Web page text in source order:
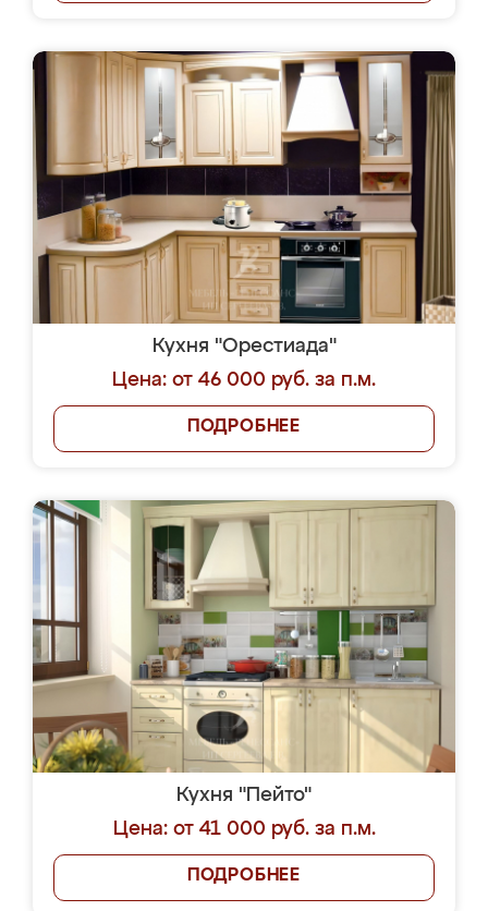
Кухня "Орестиада"
Цена: от 46 000 руб. за п.м.
ПОДРОБНЕЕ
Кухня "Пейто"
Цена: от 41 000 руб. за п.м.
ПОДРОБНЕЕ